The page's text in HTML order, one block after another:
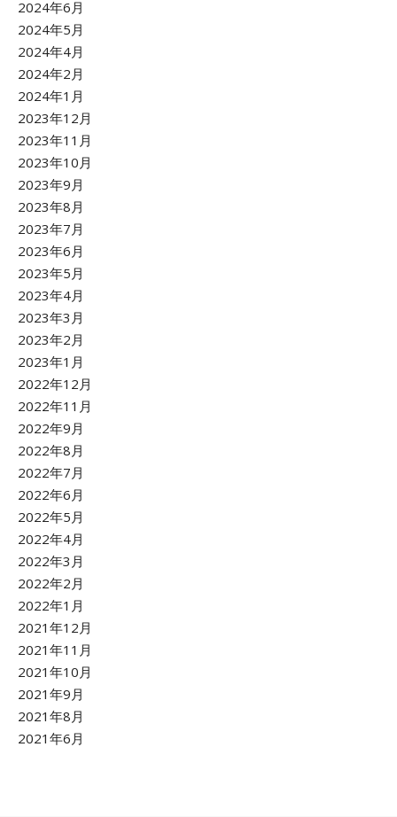
2024年6月
2024年5月
2024年4月
2024年2月
2024年1月
2023年12月
2023年11月
2023年10月
2023年9月
2023年8月
2023年7月
2023年6月
2023年5月
2023年4月
2023年3月
2023年2月
2023年1月
2022年12月
2022年11月
2022年9月
2022年8月
2022年7月
2022年6月
2022年5月
2022年4月
2022年3月
2022年2月
2022年1月
2021年12月
2021年11月
2021年10月
2021年9月
2021年8月
2021年6月